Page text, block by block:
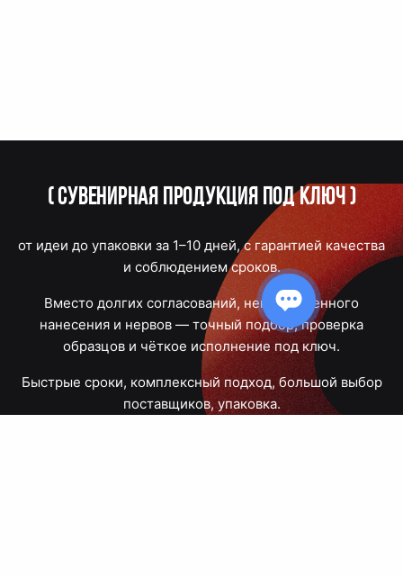
(Сувенирная продукция под ключ)
от идеи до упаковки за 1–10 дней, с гарантией качества
и соблюдением сроков.
Вместо долгих согласований, некачественного
нанесения и нервов — точный подбор, проверка
образцов и чёткое исполнение под ключ.
Быстрые сроки, комплексный подход, большой выбор
поставщиков, упаковка.